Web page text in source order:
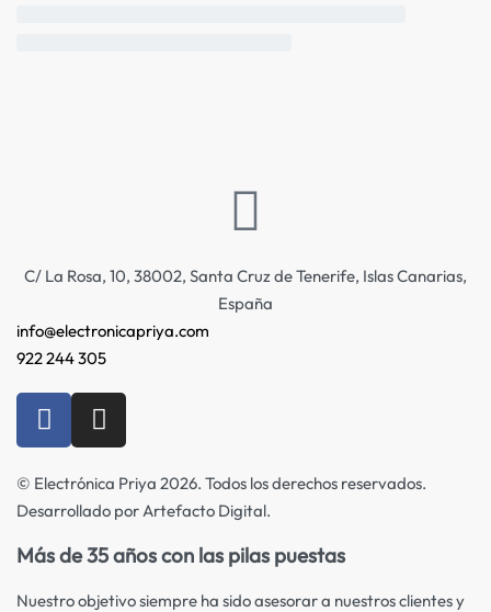
C/ La Rosa, 10, 38002, Santa Cruz de Tenerife, Islas Canarias,
España
info@electronicapriya.com
922 244 305
© Electrónica Priya 2026. Todos los derechos reservados.
Desarrollado por Artefacto Digital.
Más de 35 años con las pilas puestas
Nuestro objetivo siempre ha sido asesorar a nuestros clientes y